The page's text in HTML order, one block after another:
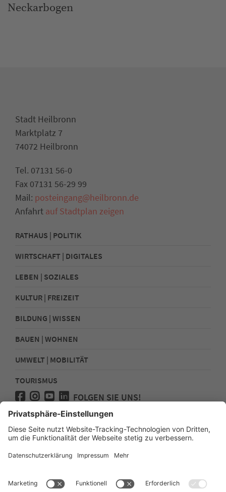
Neckarbogen
Stadt Heilbronn
Marktplatz 7
74072 Heilbronn
Tel. 07131 56-0
Fax 07131 56-29 99
Mail: posteingang@heilbronn.de
Anfahrt auf Stadtplan zeigen
RATHAUS | POLITIK
WIRTSCHAFT | DIGITALES
LEBEN | SOZIALES
KULTUR | FREIZEIT
BILDUNG | WISSEN
BAUEN | WOHNEN
UMWELT | MOBILITÄT
TOURISMUS
FOLGEN SIE UNS!
Presse
Kontakt
Impressum
Sitemap